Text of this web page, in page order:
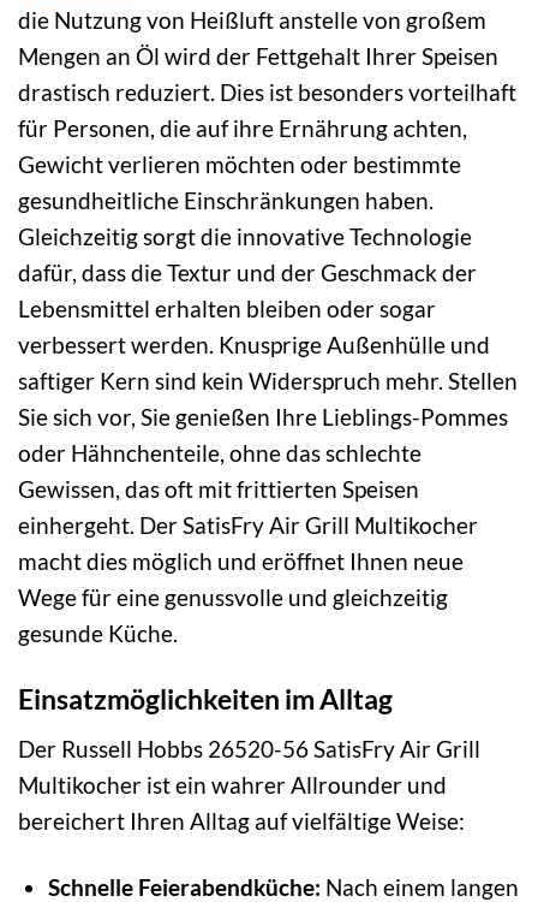
die Nutzung von Heißluft anstelle von großem
Mengen an Öl wird der Fettgehalt Ihrer Speisen
drastisch reduziert. Dies ist besonders vorteilhaft
für Personen, die auf ihre Ernährung achten,
Gewicht verlieren möchten oder bestimmte
gesundheitliche Einschränkungen haben.
Gleichzeitig sorgt die innovative Technologie
dafür, dass die Textur und der Geschmack der
Lebensmittel erhalten bleiben oder sogar
verbessert werden. Knusprige Außenhülle und
saftiger Kern sind kein Widerspruch mehr. Stellen
Sie sich vor, Sie genießen Ihre Lieblings-Pommes
oder Hähnchenteile, ohne das schlechte
Gewissen, das oft mit frittierten Speisen
einhergeht. Der SatisFry Air Grill Multikocher
macht dies möglich und eröffnet Ihnen neue
Wege für eine genussvolle und gleichzeitig
gesunde Küche.
Einsatzmöglichkeiten im Alltag
Der Russell Hobbs 26520-56 SatisFry Air Grill
Multikocher ist ein wahrer Allrounder und
bereichert Ihren Alltag auf vielfältige Weise:
Schnelle Feierabendküche: Nach einem langen